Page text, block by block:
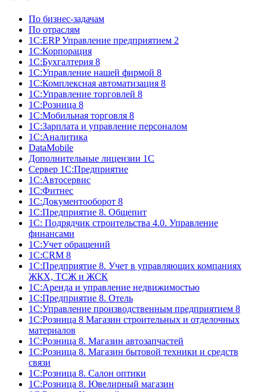
По бизнес-задачам
По отраслям
1C:ERP Управление предприятием 2
1С:Корпорация
1С:Бухгалтерия 8
1С:Управление нашей фирмой 8
1С:Комплексная автоматизация 8
1С:Управление торговлей 8
1С:Розница 8
1С:Мобильная торговля 8
1С:Зарплата и управление персоналом
1С:Аналитика
DataMobile
Дополнительные лицензии 1С
Сервер 1С:Предприятие
1С:Автосервис
1С:Фитнес
1С:Документооборот 8
1С:Предприятие 8. Общепит
1С: Подрядчик строительства 4.0. Управление
финансами
1С:Учет обращений
1C:CRM 8
1С:Предприятие 8. Учет в управляющих компаниях
ЖКХ, ТСЖ и ЖСК
1С:Аренда и управление недвижимостью
1С:Предприятие 8. Отель
1C:Управление производственным предприятием 8
1С:Розница 8 Магазин строительных и отделочных
материалов
1С:Розница 8. Магазин автозапчастей
1С:Розница 8. Магазин бытовой техники и средств
связи
1С:Розница 8. Салон оптики
1С:Розница 8. Ювелирный магазин